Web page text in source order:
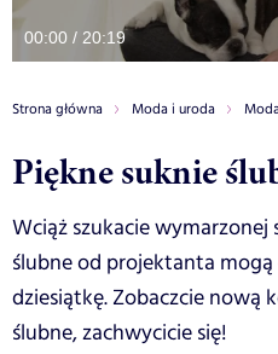
00:00 / 20:19
Strona główna Moda i uroda Moda
Piękne suknie
Wciąż szukacie wymarzonej
ślubne od projektanta mogą
dziesiątkę. Zobaczcie nową
ślubne, zachwycicie się!